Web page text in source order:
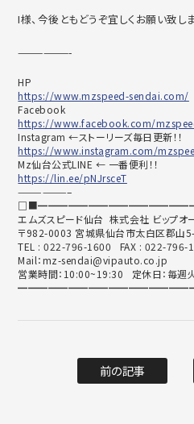
I様、今後ともどうぞ宜しくお願い致しま
——————-
HP
https://www.mzspeed-sendai.com/
Facebook
https://www.facebook.com/
Instagram ←ストーリーズ毎日更新！！
https://www.instagram.com/
Mz仙台公式LINE ← 一番便利！！
https://lin.ee/pNJrsceT
——————–
エムズスピード仙台 株式会社 ビップオ
〒982-0003 宮城県仙台市太白区郡山
TEL : 022-796-1600 FAX : 022-796-
Mail：mz-sendai@vipauto.co.jp
営業時間：10:00~19:30 定休日：毎週
前の記事